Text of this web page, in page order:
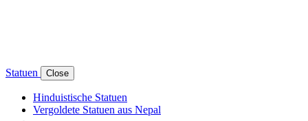
Statuen Close
Hinduistische Statuen
Vergoldete Statuen aus Nepal